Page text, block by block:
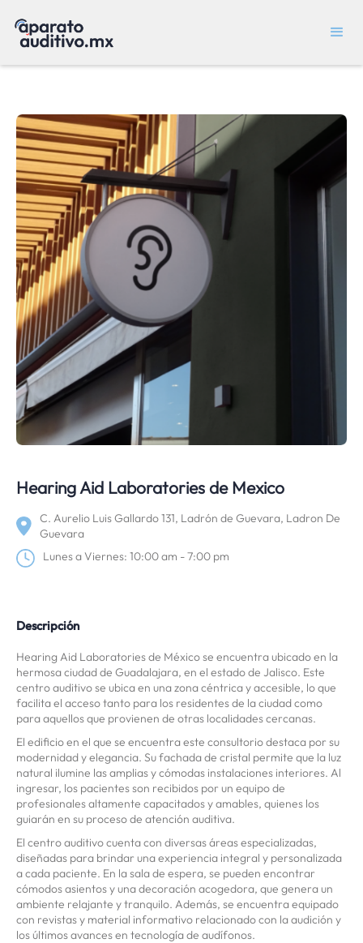
Hearing Aid Laboratories de Mexico
C. Aurelio Luis Gallardo 131, Ladrón de Guevara, Ladron De
Guevara
Lunes a Viernes: 10:00 am - 7:00 pm
Descripción
Hearing Aid Laboratories de México se encuentra ubicado en la
hermosa ciudad de Guadalajara, en el estado de Jalisco. Este
centro auditivo se ubica en una zona céntrica y accesible, lo que
facilita el acceso tanto para los residentes de la ciudad como
para aquellos que provienen de otras localidades cercanas.
El edificio en el que se encuentra este consultorio destaca por su
modernidad y elegancia. Su fachada de cristal permite que la luz
natural ilumine las amplias y cómodas instalaciones interiores. Al
ingresar, los pacientes son recibidos por un equipo de
profesionales altamente capacitados y amables, quienes los
guiarán en su proceso de atención auditiva.
El centro auditivo cuenta con diversas áreas especializadas,
diseñadas para brindar una experiencia integral y personalizada
a cada paciente. En la sala de espera, se pueden encontrar
cómodos asientos y una decoración acogedora, que genera un
ambiente relajante y tranquilo. Además, se encuentra equipado
con revistas y material informativo relacionado con la audición y
los últimos avances en tecnología de audífonos.